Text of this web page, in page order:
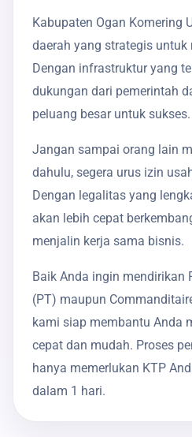
Kabupaten Ogan Komering
daerah yang strategis untuk
Dengan infrastruktur yang
dukungan dari pemerintah
peluang besar untuk sukses.
Jangan sampai orang lain
dahulu, segera urus izin
Dengan legalitas yang
akan lebih cepat
menjalin kerja sama bisnis.
Baik Anda ingin mendirikan
(PT) maupun
kami siap membantu Anda
cepat dan mudah. Proses
hanya memerlukan KTP
dalam 1 hari.